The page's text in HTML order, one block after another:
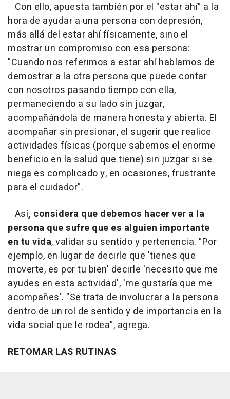
Con ello, apuesta también por el "estar ahí" a la
hora de ayudar a una persona con depresión,
más allá del estar ahí físicamente, sino el
mostrar un compromiso con esa persona:
"Cuando nos referimos a estar ahí hablamos de
demostrar a la otra persona que puede contar
con nosotros pasando tiempo con ella,
permaneciendo a su lado sin juzgar,
acompañándola de manera honesta y abierta. El
acompañar sin presionar, el sugerir que realice
actividades físicas (porque sabemos el enorme
beneficio en la salud que tiene) sin juzgar si se
niega es complicado y, en ocasiones, frustrante
para el cuidador".
Así, considera que debemos hacer ver a la
persona que sufre que es alguien importante
en tu vida, validar su sentido y pertenencia. "Por
ejemplo, en lugar de decirle que 'tienes que
moverte, es por tu bien' decirle 'necesito que me
ayudes en esta actividad', 'me gustaría que me
acompañes'. "Se trata de involucrar a la persona
dentro de un rol de sentido y de importancia en la
vida social que le rodea", agrega.
RETOMAR LAS RUTINAS